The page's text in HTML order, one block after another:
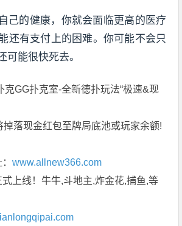
己的健康，你就会面临更高的医疗
还有支付上的困难。你可能不会只
能很快死去。
克GG扑克室-全新德扑玩法“极速&现
掉落现金红包至牌局底池或玩家余额!
：www.allnew366.com
上线！牛牛,斗地主,炸金花,捕鱼,等